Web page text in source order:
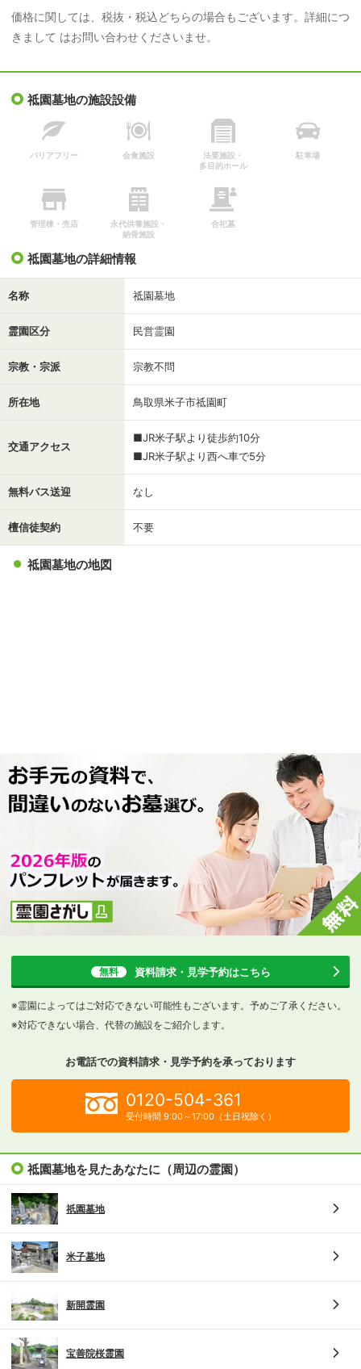
区画面積：
4.50㎡
永代使用料：
3,000円
価格に関しては、税抜・税込どちらの場合もございます。詳細につ
きまして はお問い合わせくださいませ。
祗園墓地の施設設備
バリアフリー 会食施設
法要施設・
多目的ホール
駐車場
管理棟・売店
永代供養施設・
納骨施設
合祀墓
祗園墓地の詳細情報
名称 祗園墓地
霊園区分 民営霊園
宗教・宗派 宗教不問
所在地 鳥取県米子市祗園町
交通アクセス
■JR米子駅より徒歩約10分
■JR米子駅より西へ車で5分
無料バス送迎 なし
檀信徒契約 不要
祗園墓地の地図
無料 資料請求・見学予約はこちら
※霊園によってはご対応できない可能性もございます。予めご了承ください。
※対応できない場合、代替の施設をご紹介します。
お電話での資料請求・見学予約を承っております
0120-504-361
受付時間 9:00～17:00（土日祝除く）
祗園墓地を見たあなたに（周辺の霊園）
祇園墓地
米子墓地
新開霊園
宝善院桜霊園